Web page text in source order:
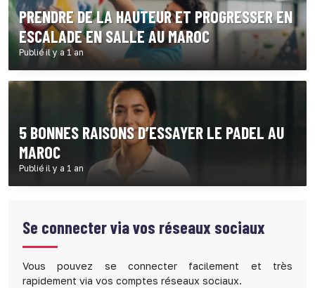
PRENDRE DE LA HAUTEUR ET PROGRESSER EN
ESCALADE EN SALLE AU MAROC
Publié il y a 1 an
5 BONNES RAISONS D’ESSAYER LE PADEL AU
MAROC
Publié il y a 1 an
Se connecter via vos réseaux sociaux
Vous pouvez se connecter facilement et très
rapidement via vos comptes réseaux sociaux.